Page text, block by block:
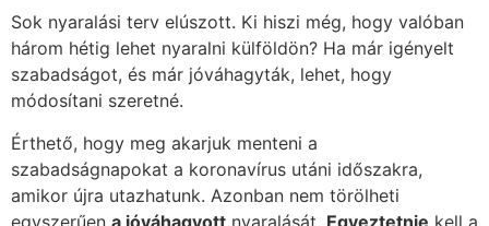
Sok nyaralási terv elúszott. Ki hiszi még, hogy valóban
három hétig lehet nyaralni külföldön? Ha már igényelt
szabadságot, és már jóváhagyták, lehet, hogy
módosítani szeretné.
Érthető, hogy meg akarjuk menteni a
szabadságnapokat a koronavírus utáni időszakra,
amikor újra utazhatunk. Azonban nem törölheti
egyszerűen a jóváhagyott nyaralását. Egyeztetnie kell a